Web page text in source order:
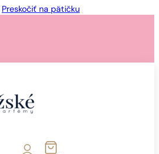
Preskočiť na pätičku